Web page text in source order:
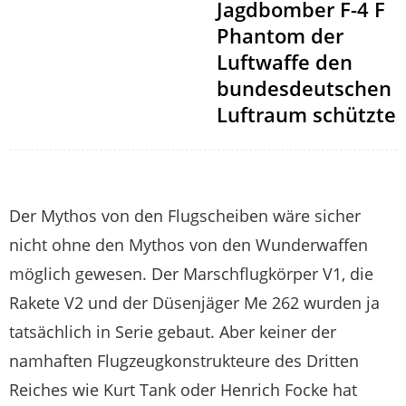
Jagdbomber F-4 F
Phantom der
Luftwaffe den
bundesdeutschen
Luftraum schützte
Der Mythos von den Flugscheiben wäre sicher
nicht ohne den Mythos von den Wunderwaffen
möglich gewesen. Der Marschflugkörper V1, die
Rakete V2 und der Düsenjäger Me 262 wurden ja
tatsächlich in Serie gebaut. Aber keiner der
namhaften Flugzeugkonstrukteure des Dritten
Reiches wie Kurt Tank oder Henrich Focke hat